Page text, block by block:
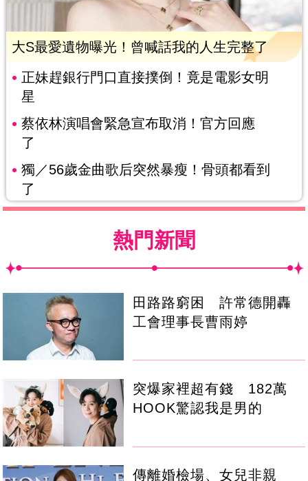
大S最愛遺物曝光！曾喊話我的人生完整了
正妹趕銀行門口直接撲倒！竟是電影女明
星
蔡依林演唱會緊急宣布取消！官方回應
了
獨／56歲金曲歌后突然暴瘦！骨頭都看到
了
熱門新聞
田路路窮困 許常德開轟
工會理事長曹雨婷
突爆家裡超有錢 182萬
HOOK驚認我是男的
傳離婚檢場、女兒非親